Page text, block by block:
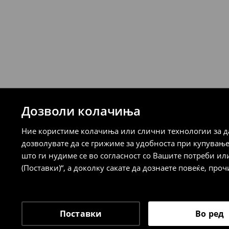
Дозволи колачиња
Ние користиме колачиња или слични технологии за
дозволувате да се грижиме за удобноста при
што ги нудиме се во согласност со Вашите потреби
(Поставки)“, а доколку сакате да дознаете повеќе,
Поставки Во ред
Политика на враќање
Кога ќе ја примите нарачката, имате
спроведе поврат на сите несакани
сакате да направите бесплатен
направите во нашите продавници.
⟶Политика на поврат